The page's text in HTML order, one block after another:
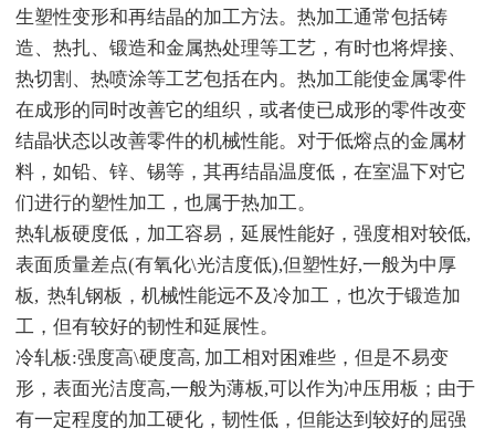
生塑性变形和再结晶的加工方法。热加工通常包括铸
造、热扎、锻造和金属热处理等工艺，有时也将焊接、
热切割、热喷涂等工艺包括在内。热加工能使金属零件
在成形的同时改善它的组织，或者使已成形的零件改变
结晶状态以改善零件的机械性能。对于低熔点的金属材
料，如铅、锌、锡等，其再结晶温度低，在室温下对它
们进行的塑性加工，也属于热加工。
热轧板硬度低，加工容易，延展性能好，强度相对较低,
表面质量差点(有氧化\光洁度低),但塑性好,一般为中厚
板, 热轧钢板，机械性能远不及冷加工，也次于锻造加
工，但有较好的韧性和延展性。
冷轧板:强度高\硬度高, 加工相对困难些，但是不易变
形，表面光洁度高,一般为薄板,可以作为冲压用板；由于
有一定程度的加工硬化，韧性低，但能达到较好的屈强